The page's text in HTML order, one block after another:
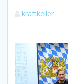
kraftkeller